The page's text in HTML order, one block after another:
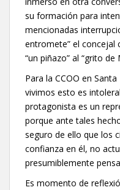
su formación para
mencionadas
entromete” el concejal
“un piñazo” al “grito de
Para la CCOO en
vivimos esto es
protagonista es un
porque ante tales
seguro de ello que los
confianza en él, no
presumiblemente
Es momento de